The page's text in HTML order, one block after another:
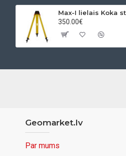
350.00€
Geomarket.lv
Par mums